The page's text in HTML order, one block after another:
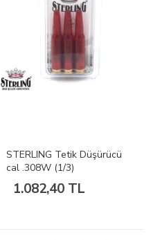
STERLING Tetik Düşürücü
cal .308W (1/3)
1.082,40 TL